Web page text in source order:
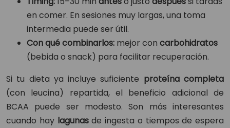
en comer. En sesiones muy largas, una toma
intermedia puede ser útil.
Con qué combinarlos: mejor con carbohidratos
(bebida o snack) para facilitar recuperación.
Si tu dieta ya incluye suficiente proteína completa
(con leucina) repartida, el beneficio adicional de
BCAA puede ser modesto. Son más interesantes
cuando hay lagunasde ingesta o tiempos de espera